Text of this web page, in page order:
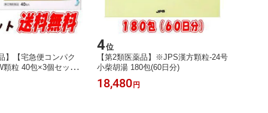
】【宅急便コンパク
顆粒 40包×3個セット
レゼント！ ／★セル
ン税控除対象
4位
【第2類医薬品】※JPS漢方顆粒-24号
小柴胡湯 180包(60日分)
18,480 円